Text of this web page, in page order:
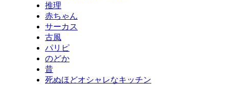
推理
赤ちゃん
サーカス
古風
パリピ
のどか
昔
死ぬほどオシャレなキッチン